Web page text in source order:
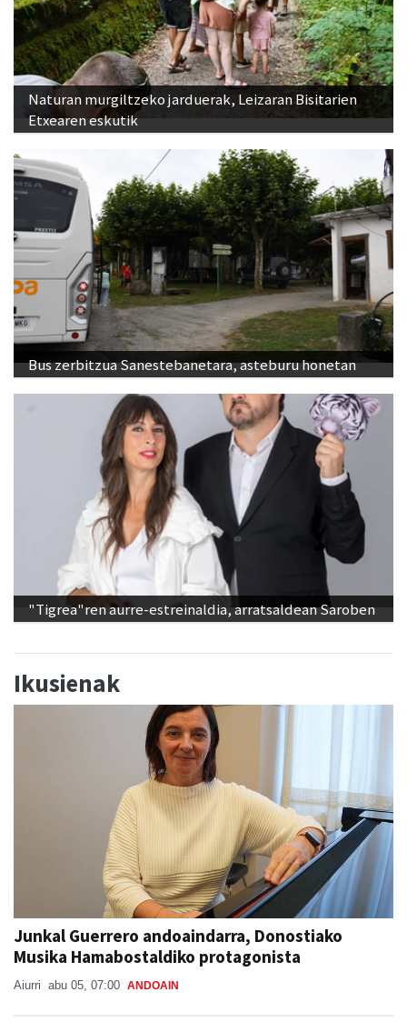
Naturan murgiltzeko jarduerak, Leizaran Bisitarien
Etxearen eskutik
Bus zerbitzua Sanestebanetara, asteburu honetan
"Tigrea"ren aurre-estreinaldia, arratsaldean Saroben
Ikusienak
Junkal Guerrero andoaindarra, Donostiako
Musika Hamabostaldiko protagonista
Aiurri abu 05, 07:00 ANDOAIN